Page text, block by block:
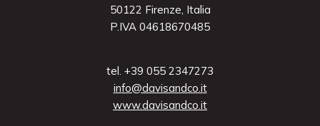
50122 Firenze, Italia
P.IVA 04618670485
tel. +39 055 2347273
info@davisandco.it
www.davisandco.it